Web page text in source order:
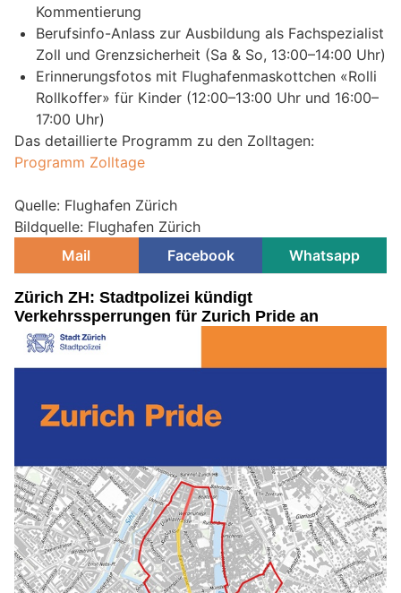
Kommentierung
Berufsinfo-Anlass zur Ausbildung als Fachspezialist
Zoll und Grenzsicherheit (Sa & So, 13:00–14:00 Uhr)
Erinnerungsfotos mit Flughafenmaskottchen «Rolli
Rollkoffer» für Kinder (12:00–13:00 Uhr und 16:00–
17:00 Uhr)
Das detaillierte Programm zu den Zolltagen:
Programm Zolltage
Quelle: Flughafen Zürich
Bildquelle: Flughafen Zürich
Mail
Facebook Whatsapp
Zürich ZH: Stadtpolizei kündigt
Verkehrssperrungen für Zurich Pride an